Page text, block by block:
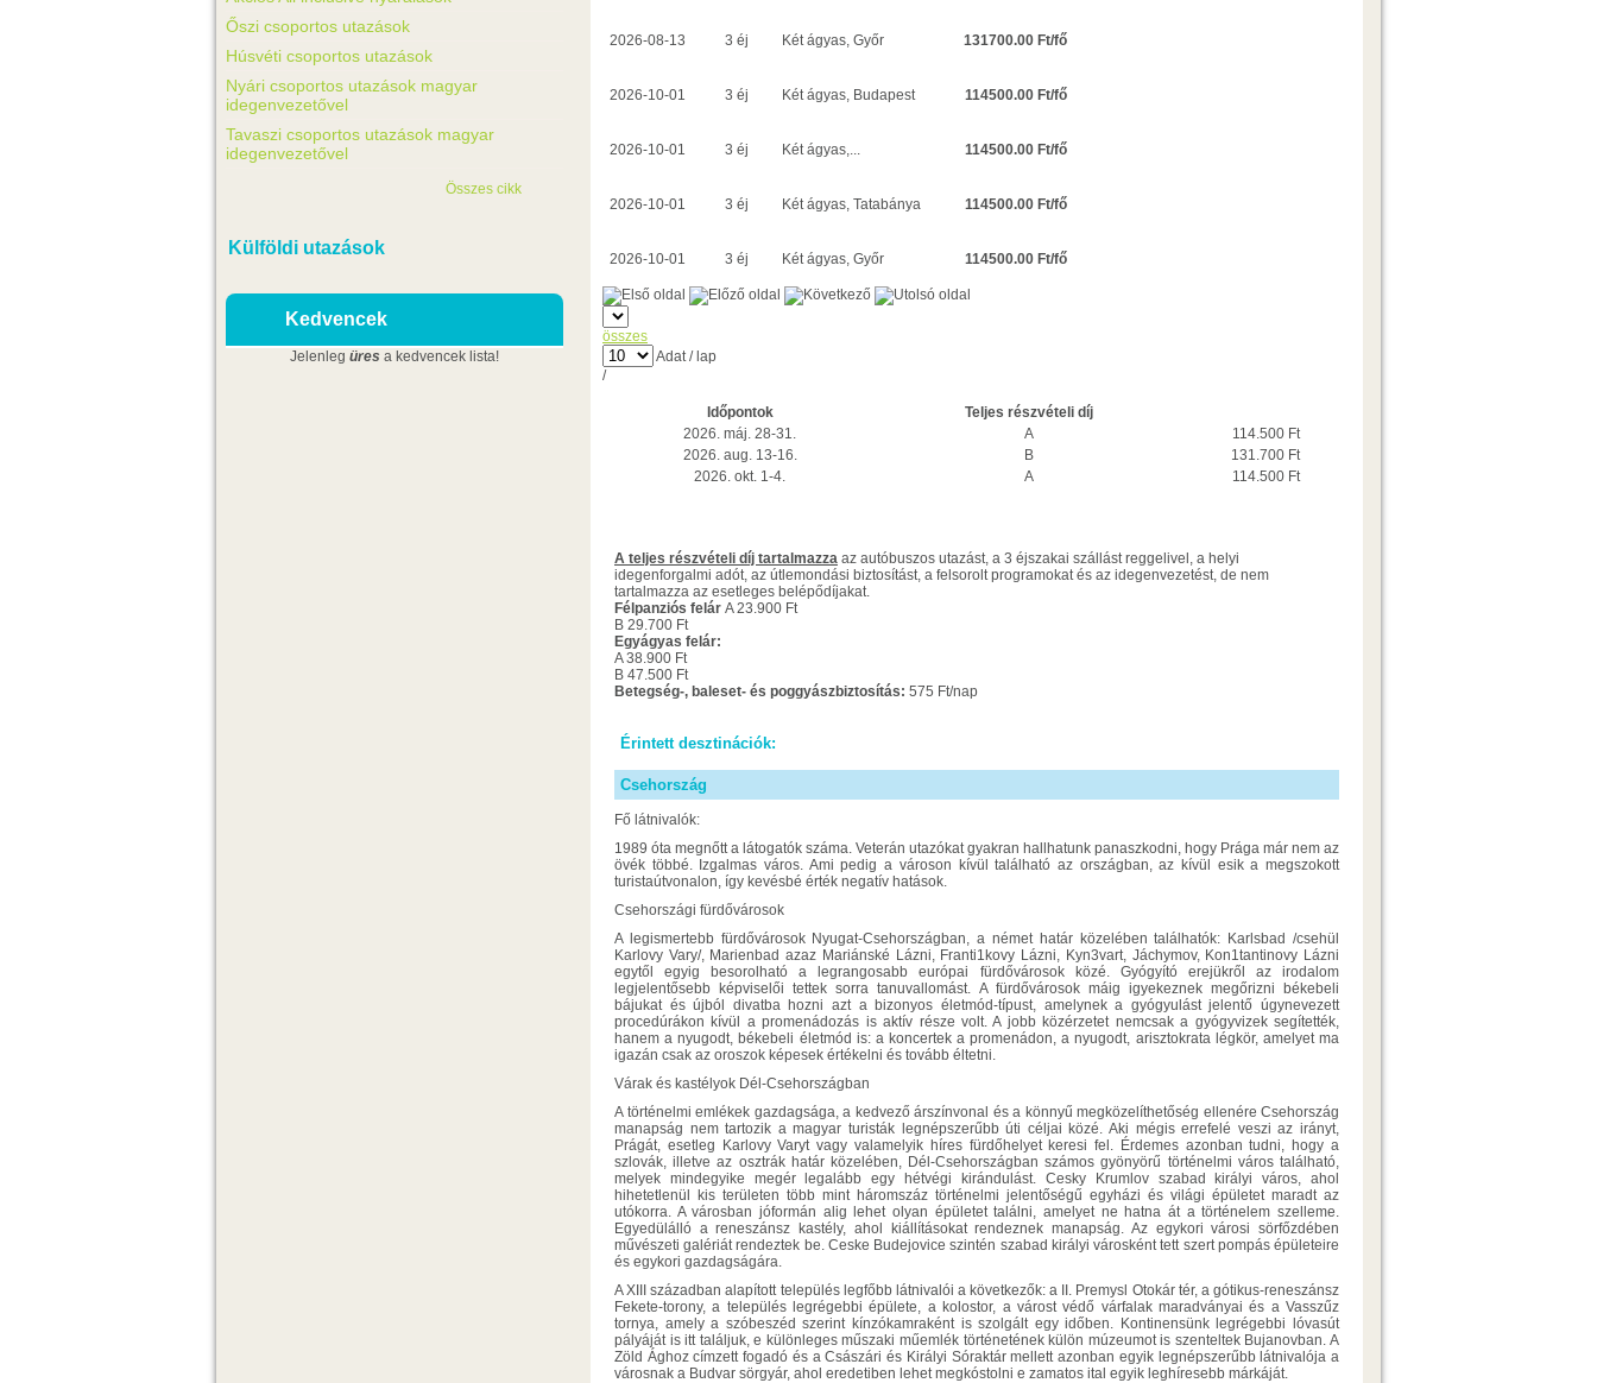
Őszi csoportos utazások
Húsvéti csoportos utazások
Nyári csoportos utazások magyar
idegenvezetővel
Tavaszi csoportos utazások magyar
idegenvezetővel
Összes cikk
Külföldi utazások
Kedvencek
Jelenleg üres a kedvencek lista!
2026-08-13 3 éj Két ágyas, Győr 131700.00 Ft/fő
2026-10-01 3 éj Két ágyas, Budapest 114500.00 Ft/fő
2026-10-01 3 éj Két ágyas,... 114500.00 Ft/fő
2026-10-01 3 éj Két ágyas, Tatabánya 114500.00 Ft/fő
2026-10-01 3 éj Két ágyas, Győr 114500.00 Ft/fő
összes
Adat / lap
/
Időpontok
Teljes részvételi díj
2026. máj. 28-31.
A
114.500 Ft
2026. aug. 13-16.
B
131.700 Ft
2026. okt. 1-4.
A 114.500 Ft
A teljes részvételi díj tartalmazza az autóbuszos utazást, a 3 éjszakai szállást reggelivel, a helyi
idegenforgalmi adót, az útlemondási biztosítást, a felsorolt programokat és az idegenvezetést, de nem
tartalmazza az esetleges belépődíjakat.
Félpanziós felár A 23.900 Ft
B 29.700 Ft
Egyágyas felár:
A 38.900 Ft
B 47.500 Ft
Betegség-, baleset- és poggyászbiztosítás: 575 Ft/nap
Érintett desztinációk:
Csehország
Fő látnivalók:
1989 óta megnőtt a látogatók száma. Veterán utazókat gyakran hallhatunk panaszkodni, hogy Prága már nem az
övék többé. Izgalmas város. Ami pedig a városon kívül található az országban, az kívül esik a megszokott
turistaútvonalon, így kevésbé érték negatív hatások.
Csehországi fürdővárosok
A legismertebb fürdővárosok Nyugat-Csehországban, a német határ közelében találhatók: Karlsbad /csehül
Karlovy Vary/, Marienbad azaz Mariánské Lázni, Franti1kovy Lázni, Kyn3vart, Jáchymov, Kon1tantinovy Lázni
egytől egyig besorolható a legrangosabb európai fürdővárosok közé. Gyógyító erejükről az irodalom
legjelentősebb képviselői tettek sorra tanuvallomást. A fürdővárosok máig igyekeznek megőrizni békebeli
bájukat és újból divatba hozni azt a bizonyos életmód-típust, amelynek a gyógyulást jelentő úgynevezett
procedúrákon kívül a promenádozás is aktív része volt. A jobb közérzetet nemcsak a gyógyvizek segítették,
hanem a nyugodt, békebeli életmód is: a koncertek a promenádon, a nyugodt, arisztokrata légkör, amelyet ma
igazán csak az oroszok képesek értékelni és tovább éltetni.
Várak és kastélyok Dél-Csehországban
A történelmi emlékek gazdagsága, a kedvező árszínvonal és a könnyű megközelíthetőség ellenére Csehország
manapság nem tartozik a magyar turisták legnépszerűbb úti céljai közé. Aki mégis errefelé veszi az irányt,
Prágát, esetleg Karlovy Varyt vagy valamelyik híres fürdőhelyet keresi fel. Érdemes azonban tudni, hogy a
szlovák, illetve az osztrák határ közelében, Dél-Csehországban számos gyönyörű történelmi város található,
melyek mindegyike megér legalább egy hétvégi kirándulást. Cesky Krumlov szabad királyi város, ahol
hihetetlenül kis területen több mint háromszáz történelmi jelentőségű egyházi és világi épületet maradt az
utókorra. A városban jóformán alig lehet olyan épületet találni, amelyet ne hatna át a történelem szelleme.
Egyedülálló a reneszánsz kastély, ahol kiállításokat rendeznek manapság. Az egykori városi sörfőzdében
művészeti galériát rendeztek be. Ceske Budejovice szintén szabad királyi városként tett szert pompás épületeire
és egykori gazdagságára.
A XIII században alapított település legfőbb látnivalói a következők: a II. Premysl Otokár tér, a gótikus-reneszánsz
Fekete-torony, a település legrégebbi épülete, a kolostor, a várost védő várfalak maradványai és a Vasszűz
tornya, amely a szóbeszéd szerint kínzókamraként is szolgált egy időben. Kontinensünk legrégebbi lóvasút
pályáját is itt találjuk, e különleges műszaki műemlék történetének külön múzeumot is szenteltek Bujanovban. A
Zöld Ághoz címzett fogadó és a Császári és Királyi Sóraktár mellett azonban egyik legnépszerűbb látnivalója a
városnak a Budvar sörgyár, ahol eredetiben lehet megkóstolni e zamatos ital egyik leghíresebb márkáját.